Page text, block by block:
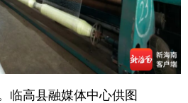
临高县融媒体中心供图